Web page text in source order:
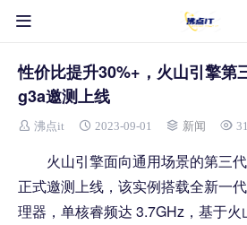
性价比提升30%+，火山引擎第
g3a邀测上线
沸点it 2023-09-01 新闻
火山引擎面向通用场景的第三
正式邀测上线，该实例搭载全新一
理器，单核睿频达 3.7GHz，基于